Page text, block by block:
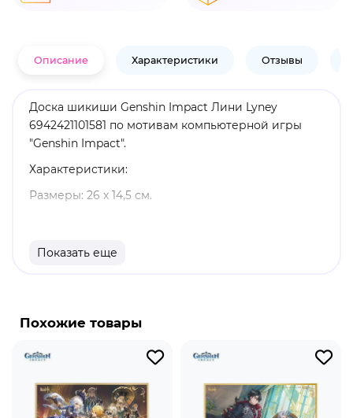
Описание Характеристики Отзывы
Доска шикиши Genshin Impact Лини Lyney
6942421101581 по мотивам компьютерной игры
"Genshin Impact".
Характеристики:
Размеры: 26 х 14,5 см.
Оригинальный и официально лицензированный
Лайни - играбельныйперсонаж-поджигатель с
Лайни - Великий волшебник Фонтейн и брат-
и того, как их "Отец" спас их от жестокого
дворянина, Лайни выполняет миссии для Дома
Показать еще
Похожие товары